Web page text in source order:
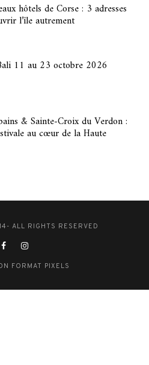
hôtels de Corse : 3 adresses
l’île autrement
11 au 23 octobre 2026
& Sainte-Croix du Verdon :
au cœur de la Haute
ALL RIGHTS RESERVED
FORMAT PIXELS